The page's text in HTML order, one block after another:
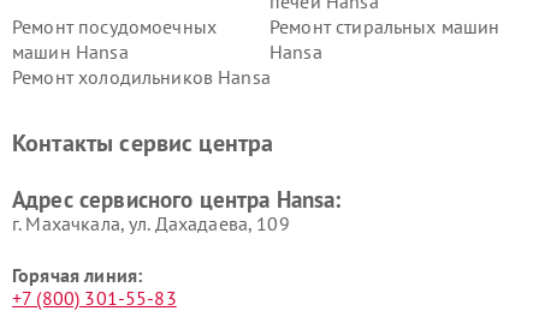
Ремонт посудомоечных
машин Hansa
Ремонт стиральных машин
Hansa
Ремонт холодильников Hansa
Контакты сервис центра
Адрес сервисного центра Hansa:
г. Махачкала, ул. Дахадаева, 109
Горячая линия:
+7 (800) 301-55-83